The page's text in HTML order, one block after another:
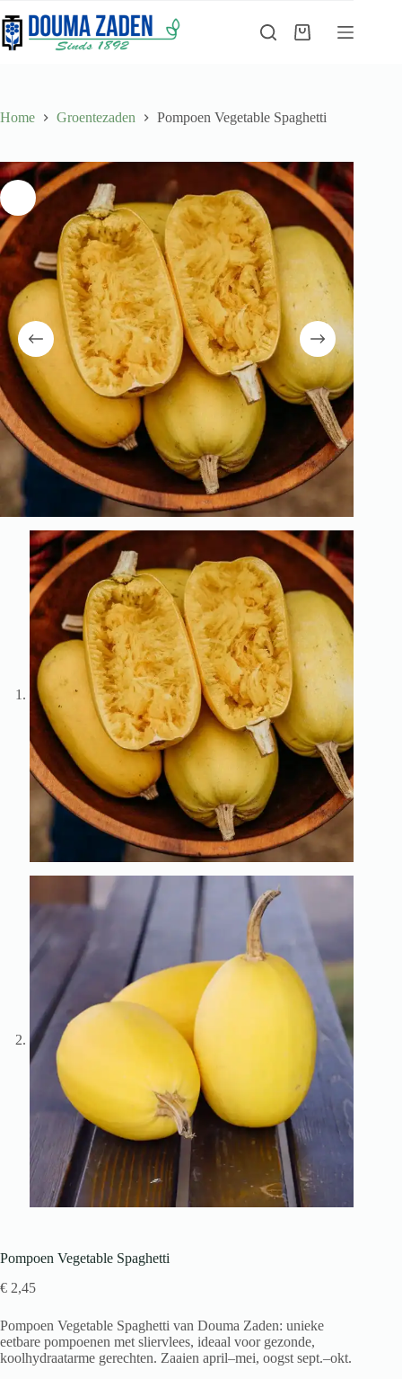
naar
de
inhoud
Winkelwagen
Home Groentezaden Pompoen Vegetable Spaghetti
Pompoen Vegetable Spaghetti
€ 2,45
Pompoen Vegetable Spaghetti van Douma Zaden: unieke
eetbare pompoenen met sliervlees, ideaal voor gezonde,
koolhydraatarme gerechten. Zaaien april–mei, oogst sept.–okt.